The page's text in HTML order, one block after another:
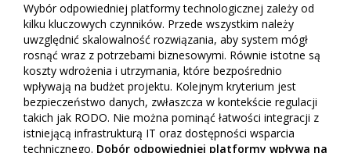
Wybór odpowiedniej platformy technologicznej zależy od
kilku kluczowych czynników. Przede wszystkim należy
uwzględnić skalowalność rozwiązania, aby system mógł
rosnąć wraz z potrzebami biznesowymi. Równie istotne są
koszty wdrożenia i utrzymania, które bezpośrednio
wpływają na budżet projektu. Kolejnym kryterium jest
bezpieczeństwo danych, zwłaszcza w kontekście regulacji
takich jak RODO. Nie można pominąć łatwości integracji z
istniejącą infrastrukturą IT oraz dostępności wsparcia
technicznego. Dobór odpowiedniej platformy wpływa na